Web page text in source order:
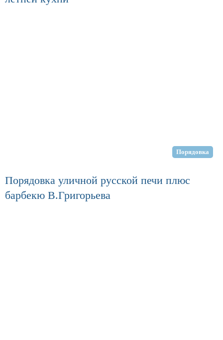
Порядовка
Порядовка уличной русской печи плюс
барбекю В.Григорьева